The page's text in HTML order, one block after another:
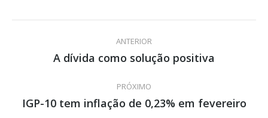
NavegaçãoANTERIOR
Post
A dívida como solução positiva
PRÓXIMO
Próximo
IGP-10 tem inflação de 0,23% em fevereiro